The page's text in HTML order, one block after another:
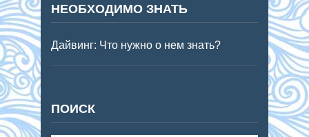
НЕОБХОДИМО ЗНАТЬ
Дайвинг: Что нужно о нем знать?
ПОИСК